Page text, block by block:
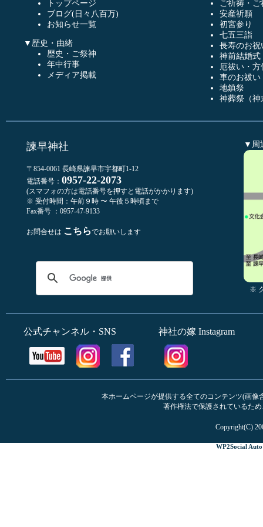
トップページ
ブログ(日々八百万)
お知らせ一覧
▼歴史・由緒
歴史・ご祭神
年中行事
メディア掲載
ご祈祷・
安産祈願
初宮参り
七五三詣
長寿のお祝
神前結婚式
厄祓い・方
車のお祓い
地鎮祭
神葬祭（神
諫早神社
〒854-0061 長崎県諫早市宇都町1-12
電話番号： 0957-22-2073
(スマフォの方は電話番号を押すと電話がかかります)
※ 受付時間：午前９時 〜 午後５時頃まで
Fax番号 ：0957-47-9133
お問合せは こちらでお願いします
▼周
※
公式チャンネル・SNS 神社の嫁 Instagram
本ホームページが提供する全てのコンテンツ(画
著作権法で保護されているた
Copyright(C)
WP2Social